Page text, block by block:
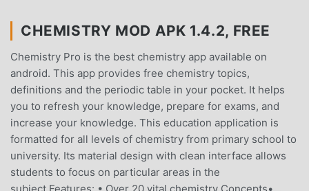
CHEMISTRY MOD APK 1.4.2, FREE
Chemistry Pro is the best chemistry app available on
android. This app provides free chemistry topics,
definitions and the periodic table in your pocket. It helps
you to refresh your knowledge, prepare for exams, and
increase your knowledge. This education application is
formatted for all levels of chemistry from primary school to
university. Its material design with clean interface allows
students to focus on particular areas in the